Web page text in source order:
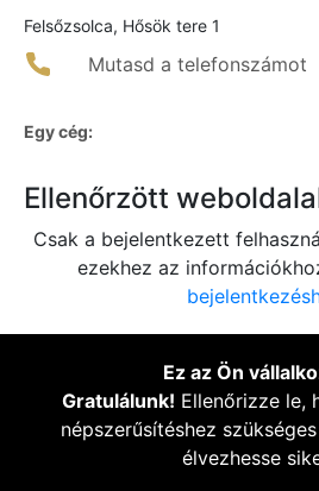
Felsőzsolca, Hősök tere 1
Mutasd a telefonszámot
Egy cég:
Ellenőrzött
Csak a bejelentkezett
ezekhez az
Ez az Ön
Gratulálunk! Ellenőrizze le,
népszerűsítéshez
élvezhesse